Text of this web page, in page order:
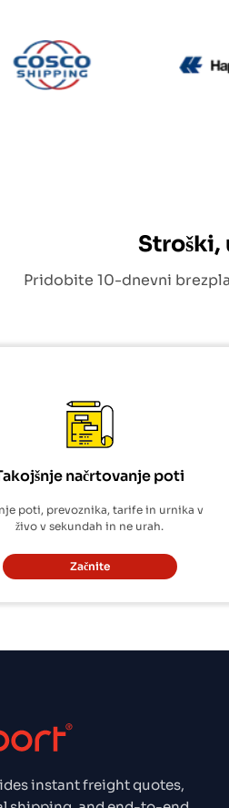
Stroški,
Pridobite 10-dnevni
načrtovanje poti
poti, prevoznika, tarife in urnika v
živo v sekundah in ne urah.
Začnite
instant freight quotes,